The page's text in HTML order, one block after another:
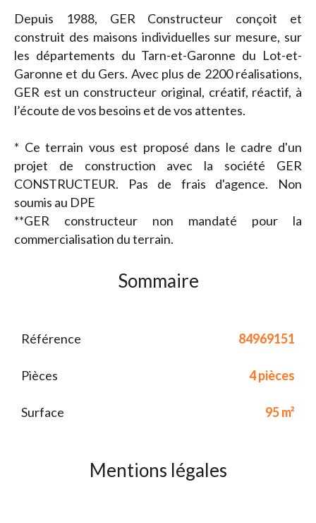
Depuis 1988, GER Constructeur conçoit et
construit des maisons individuelles sur mesure, sur
les départements du Tarn-et-Garonne du Lot-et-
Garonne et du Gers. Avec plus de 2200 réalisations,
GER est un constructeur original, créatif, réactif, à
l’écoute de vos besoins et de vos attentes.
* Ce terrain vous est proposé dans le cadre d'un
projet de construction avec la société GER
CONSTRUCTEUR. Pas de frais d'agence. Non
soumis au DPE
**GER constructeur non mandaté pour la
commercialisation du terrain.
Sommaire
Référence 84969151
Pièces 4 pièces
Surface 95 m²
Mentions légales